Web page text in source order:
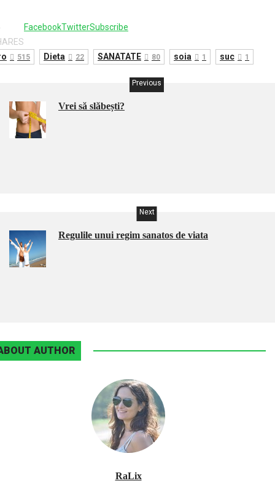
FacebookTwitterSubscribe
515 Dieta 22 SANATATE 80 soia 1 suc 1
Previous
Vrei să slăbești?
Next
Regulile unui regim sanatos de viata
AUTHOR
RaLix